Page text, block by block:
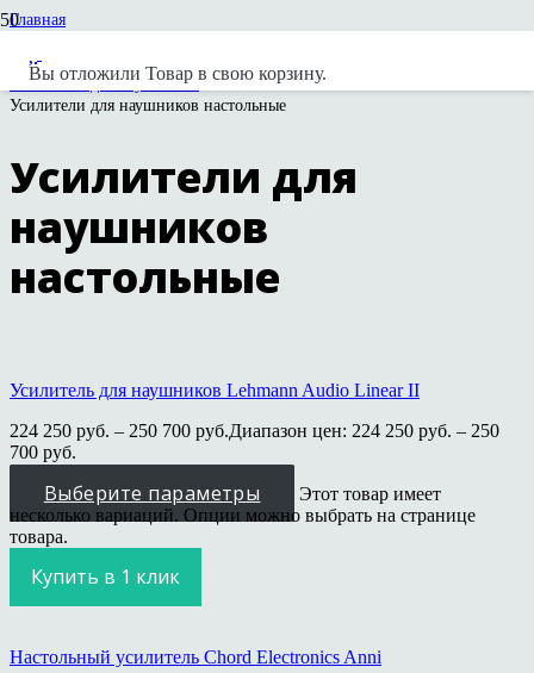
Вы отложили Товар в свою корзину.
Главная
Усилители
Усилители для наушников
Усилители для наушников настольные
Усилители для
наушников
настольные
Усилитель для наушников Lehmann Audio Linear II
224 250 руб. – 250 700 руб.Диапазон цен: 224 250 руб. – 250
700 руб.
Выберите параметры
Этот товар имеет
несколько вариаций. Опции можно выбрать на странице
товара.
Купить в 1 клик
Настольный усилитель Chord Electronics Anni